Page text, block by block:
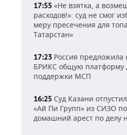
17:55 «Не взятка, а
расходов!»: суд не смог
меру пресечения для
Татарстан»
17:23 Россия предложила
БРИКС общую платформу
поддержки МСП
16:25 Суд Казани
«Ай Пи Групп» из СИЗО
домашний арест по делу